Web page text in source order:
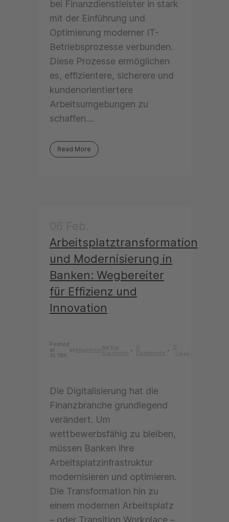
bei Finanzdienstleister in stark
mit der Einführung und
Optimierung moderner IT-
Betriebsprozesse verbunden.
Diese Prozesse ermöglichen
es, effizientere, sicherere und
kundenorientiertere
Arbeitsumgebungen zu
schaffen....
Read More
Arbeitsplatztransformation
und Modernisierung in
Banken: Wegbereiter
für Effizienz und
Innovation
Posted
at
15:18h
in by
Baumann
Die Digitalisierung hat die
Finanzbranche grundlegend
verändert. Um
wettbewerbsfähig zu bleiben,
müssen Banken ihre
Arbeitsplatzinfrastruktur
modernisieren und optimieren.
Die Transformation hin zu
einem modernen Arbeitsplatz
– oder Transition Workplace –